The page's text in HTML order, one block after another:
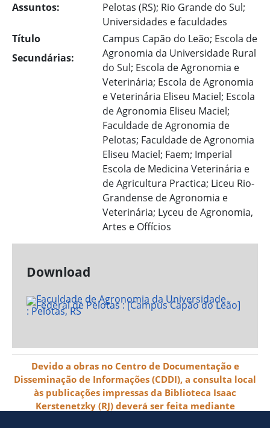
Assuntos:
Pelotas (RS); Rio Grande do Sul;
Universidades e faculdades
Título
Secundárias:
Campus Capão do Leão; Escola de
Agronomia da Universidade Rural
do Sul; Escola de Agronomia e
Veterinária; Escola de Agronomia
e Veterinária Eliseu Maciel; Escola
de Agronomia Eliseu Maciel;
Faculdade de Agronomia de
Pelotas; Faculdade de Agronomia
Eliseu Maciel; Faem; Imperial
Escola de Medicina Veterinária e
de Agricultura Practica; Liceu Rio-
Grandense de Agronomia e
Veterinária; Lyceu de Agronomia,
Artes e Offícios
Download
Devido a obras no Centro de Documentação e
Disseminação de Informações (CDDI), a consulta local
às publicações impressas da Biblioteca Isaac
Kerstenetzky (RJ) deverá ser feita mediante